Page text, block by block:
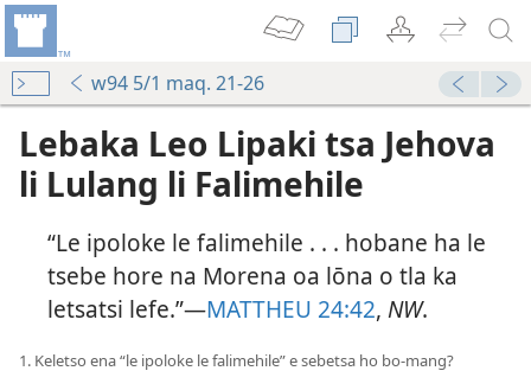
w94 5/1 maq. 21-26
Lebaka Leo Lipaki tsa Jehova
li Lulang li Falimehile
“Le ipoloke le falimehile . . . hobane ha le
tsebe hore na Morena oa lōna o tla ka
letsatsi lefe.”—MATTHEU 24:42, NW.
1. Keletso ena “le ipoloke le falimehile” e sebetsa ho bo-mang?